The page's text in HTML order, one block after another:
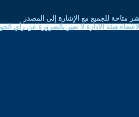
متاحة للجميع مع الإشارة إلى المصدر
هيئة الادارة لا تعبر بالضرورة عن رأي